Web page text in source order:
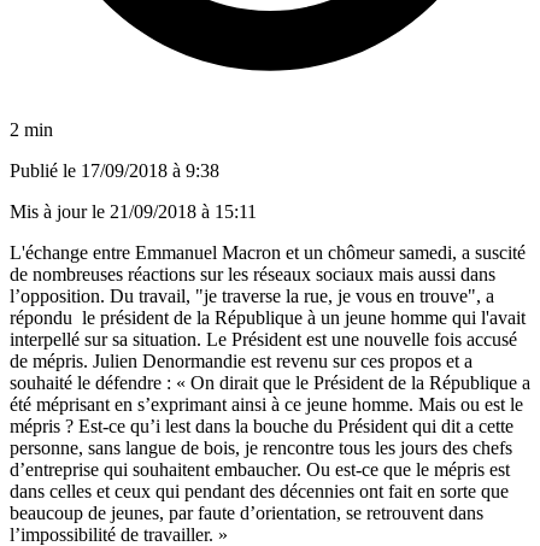
2 min
Publié le 17/09/2018 à 9:38
Mis à jour le 21/09/2018 à 15:11
L'échange entre Emmanuel Macron et un chômeur samedi, a suscité
de nombreuses réactions sur les réseaux sociaux mais aussi dans
l’opposition. Du travail, "je traverse la rue, je vous en trouve", a
répondu le président de la République à un jeune homme qui l'avait
interpellé sur sa situation. Le Président est une nouvelle fois accusé
de mépris. Julien Denormandie est revenu sur ces propos et a
souhaité le défendre : « On dirait que le Président de la République a
été méprisant en s’exprimant ainsi à ce jeune homme. Mais ou est le
mépris ? Est-ce qu’i lest dans la bouche du Président qui dit a cette
personne, sans langue de bois, je rencontre tous les jours des chefs
d’entreprise qui souhaitent embaucher. Ou est-ce que le mépris est
dans celles et ceux qui pendant des décennies ont fait en sorte que
beaucoup de jeunes, par faute d’orientation, se retrouvent dans
l’impossibilité de travailler. »